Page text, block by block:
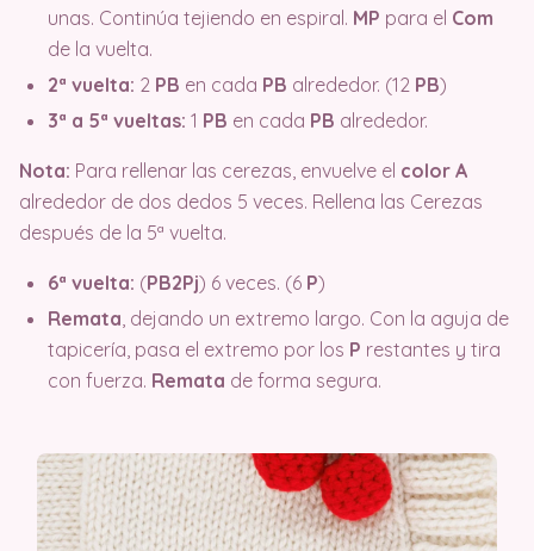
unas. Continúa tejiendo en espiral. MP para el Com
de la vuelta.
2ª vuelta: 2 PB en cada PB alrededor. (12 PB)
3ª a 5ª vueltas: 1 PB en cada PB alrededor.
Nota: Para rellenar las cerezas, envuelve el color A
alrededor de dos dedos 5 veces. Rellena las Cerezas
después de la 5ª vuelta.
6ª vuelta: (PB2Pj) 6 veces. (6 P)
Remata, dejando un extremo largo. Con la aguja de
tapicería, pasa el extremo por los P restantes y tira
con fuerza. Remata de forma segura.